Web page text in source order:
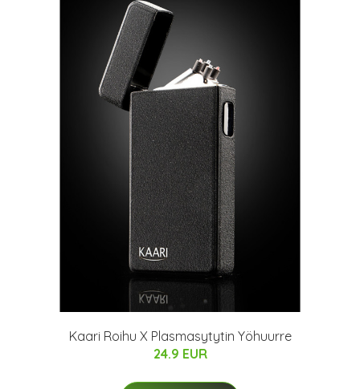
Kaari Roihu X Plasmasytytin Yöhuurre
24.9 EUR